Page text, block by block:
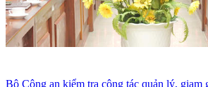
Bộ Công an kiểm tra công tác quản lý, giam